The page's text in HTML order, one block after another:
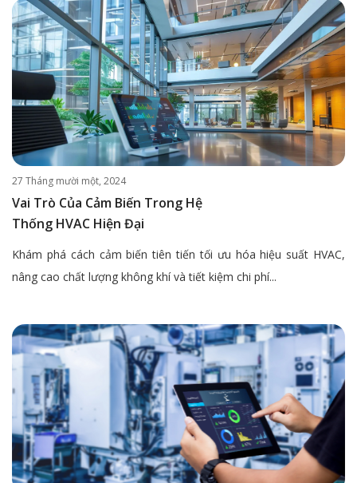
27 Tháng mười một, 2024
Vai Trò Của Cảm Biến Trong Hệ
Thống HVAC Hiện Đại
Khám phá cách cảm biến tiên tiến tối ưu hóa hiệu suất HVAC,
nâng cao chất lượng không khí và tiết kiệm chi phí...